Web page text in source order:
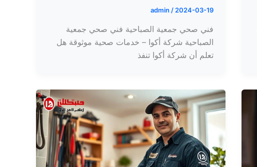
admin /2024-03-19
فني صحي جمعية الصباحية فني صحي جمعية
الصباحية شركة أكوا – خدمات صحية موثوقة هل
تعلم أن شركة أكوا تنفذ